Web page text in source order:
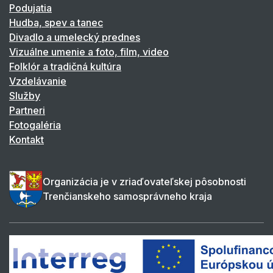
Podujatia
Hudba, spev a tanec
Divadlo a umelecký prednes
Vizuálne umenie a foto, film, video
Folklór a tradičná kultúra
Vzdelávanie
Služby
Partneri
Fotogaléria
Kontakt
Organizácia je v zriaďovateľskej pôsobnosti
Trenčianskeho samosprávneho kraja